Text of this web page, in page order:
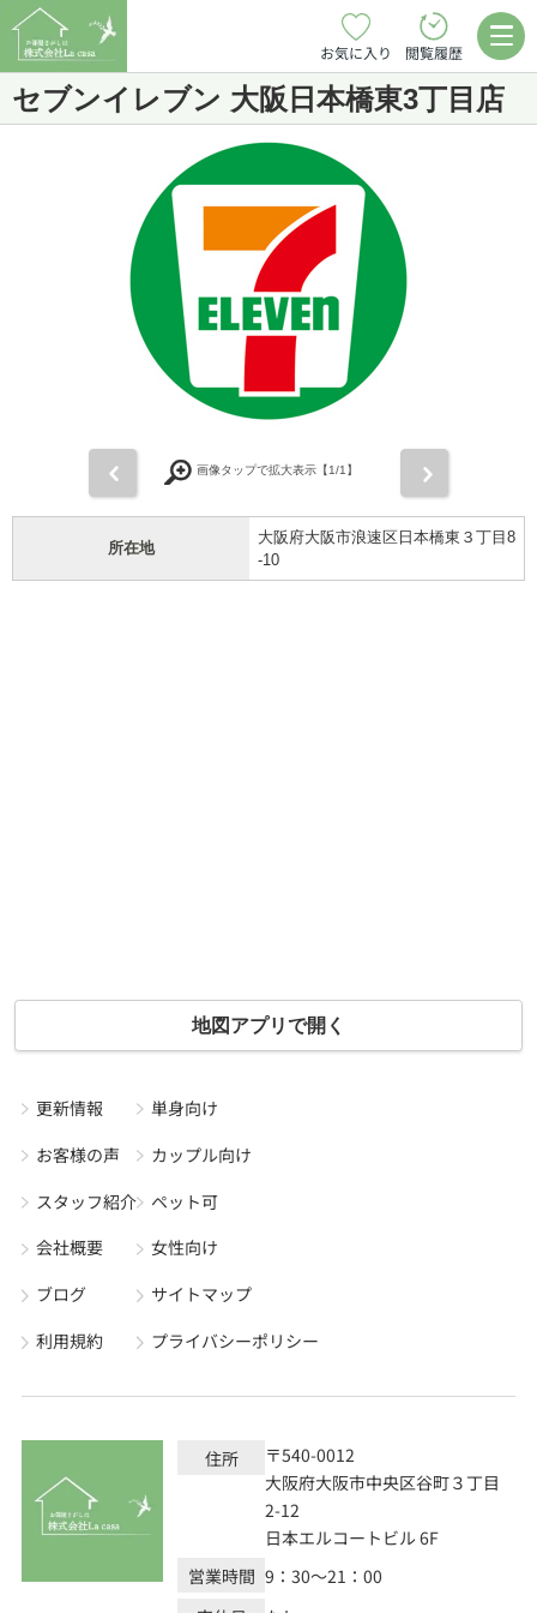
お気に入り 閲覧履歴
セブンイレブン 大阪日本橋東3丁目店
画像タップで拡大表示【1/1】
所在地
大阪府大阪市浪速区日本橋東３丁目8
-10
地図アプリで開く
更新情報
お客様の声
スタッフ紹介
会社概要
ブログ
利用規約
単身向け
カップル向け
ペット可
女性向け
サイトマップ
プライバシーポリシー
住所
〒540-0012
大阪府大阪市中央区谷町３丁目
2-12
日本エルコートビル 6F
営業時間 9：30～21：00